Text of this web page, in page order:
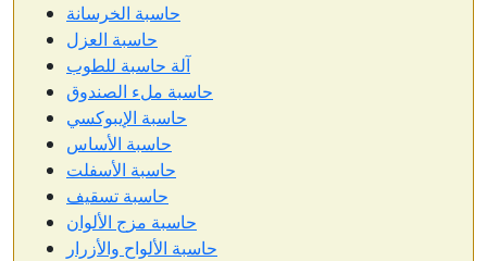
حاسبة الخرسانة
حاسبة العزل
آلة حاسبة للطوب
حاسبة ملء الصندوق
حاسبة الإيبوكسي
حاسبة الأساس
حاسبة الأسفلت
حاسبة تسقيف
حاسبة مزج الألوان
حاسبة الألواح والأزرار